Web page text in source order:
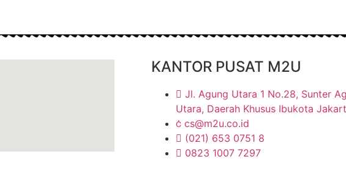
KANTOR PUSAT M2U
Jl. Agung Utara 1 No.28, Sunter
Utara, Daerah Khusus Ibukota
cs@m2u.co.id
(021) 653 0751 8
0823 1007 7297